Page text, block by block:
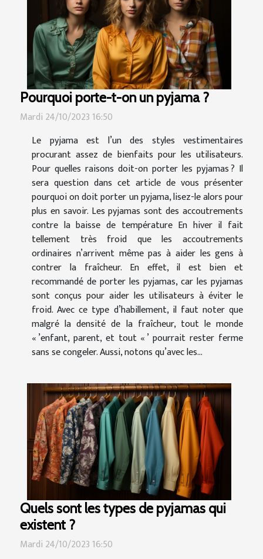
Pourquoi porte-t-on un pyjama ?
Mardi 24/10/2023 16:50
Le pyjama est l’un des styles vestimentaires
procurant assez de bienfaits pour les utilisateurs.
Pour quelles raisons doit-on porter les pyjamas ? Il
sera question dans cet article de vous présenter
pourquoi on doit porter un pyjama, lisez-le alors pour
plus en savoir. Les pyjamas sont des accoutrements
contre la baisse de température En hiver il fait
tellement très froid que les accoutrements
ordinaires n’arrivent même pas à aider les gens à
contrer la fraîcheur. En effet, il est bien et
recommandé de porter les pyjamas, car les pyjamas
sont conçus pour aider les utilisateurs à éviter le
froid. Avec ce type d’habillement, il faut noter que
malgré la densité de la fraîcheur, tout le monde
« ’enfant, parent, et tout « ’ pourrait rester ferme
sans se congeler. Aussi, notons qu’avec les...
Quels sont les types de pyjamas qui
existent ?
Mardi 24/10/2023 16:50